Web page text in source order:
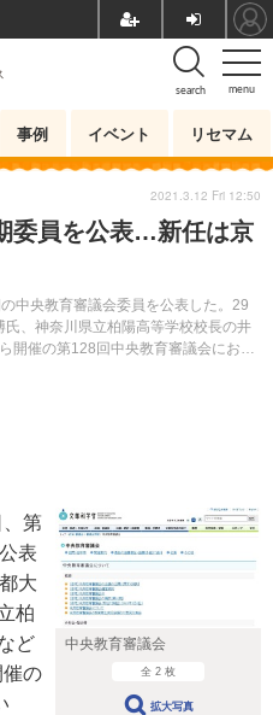
menu
search
事例 イベント リセマム
委員を公表…新任は京
中央教育審議会委員を公表した。29
、神奈川県立柏陽高等学校校長の井
開催の第128回中央教育審議会におい
2021.3.12 Fri 12:50
中央教育審議会
全 2 枚
拡大写真
第
表
大
柏
ど
の